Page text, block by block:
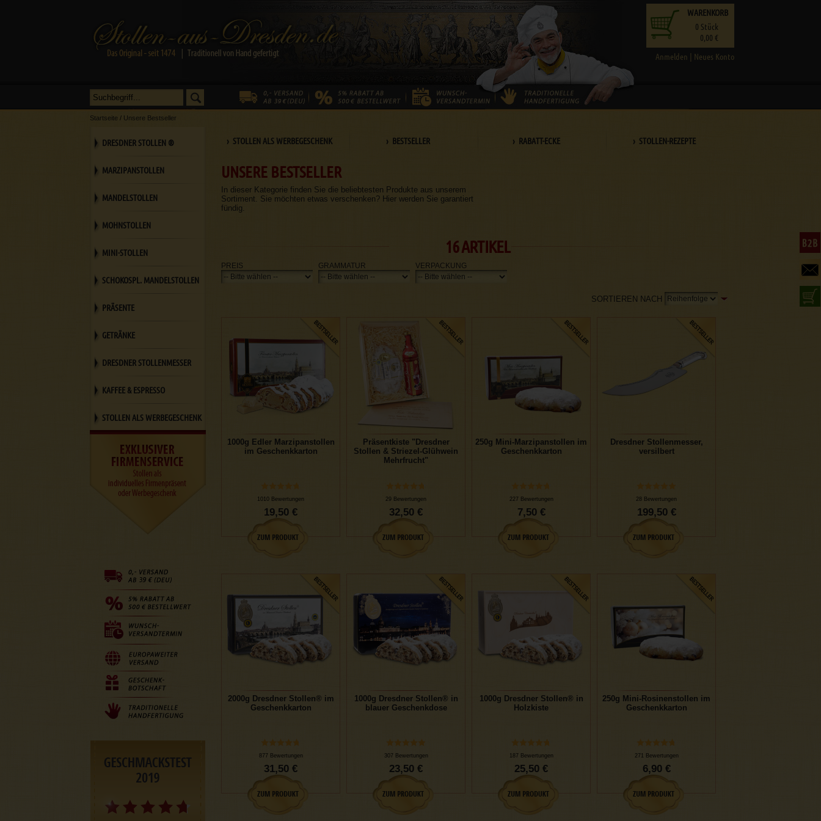
Anmelden | Neues Konto
WARENKORB
0 Stück
0,00 €
Startseite / Unsere Bestseller
› STOLLEN ALS WERBEGESCHENK › BESTSELLER › RABATT-ECKE › STOLLEN-REZEPTE
UNSERE BESTSELLER
In dieser Kategorie finden Sie die beliebtesten Produkte aus unserem
Sortiment. Sie möchten etwas verschenken? Hier werden Sie garantiert
fündig.
16 ARTIKEL
PREIS GRAMMATUR VERPACKUNG
SORTIEREN NACH
1000g Edler Marzipanstollen
im Geschenkkarton
1010 Bewertungen
19,50 €
Präsentkiste "Dresdner
Stollen & Striezel-Glühwein
Mehrfrucht"
29 Bewertungen
32,50 €
250g Mini-Marzipanstollen im
Geschenkkarton
227 Bewertungen
7,50 €
Dresdner Stollenmesser,
versilbert
28 Bewertungen
199,50 €
2000g Dresdner Stollen® im
Geschenkkarton
877 Bewertungen
31,50 €
1000g Dresdner Stollen® in
blauer Geschenkdose
307 Bewertungen
23,50 €
1000g Dresdner Stollen® in
Holzkiste
187 Bewertungen
25,50 €
250g Mini-Rosinenstollen im
Geschenkkarton
271 Bewertungen
6,90 €
DRESDNER STOLLEN ®
MARZIPANSTOLLEN
MANDELSTOLLEN
MOHNSTOLLEN
MINI-STOLLEN
SCHOKOSPL. MANDELSTOLLEN
PRÄSENTE
GETRÄNKE
DRESDNER STOLLENMESSER
KAFFEE & ESPRESSO
STOLLEN ALS WERBEGESCHENK